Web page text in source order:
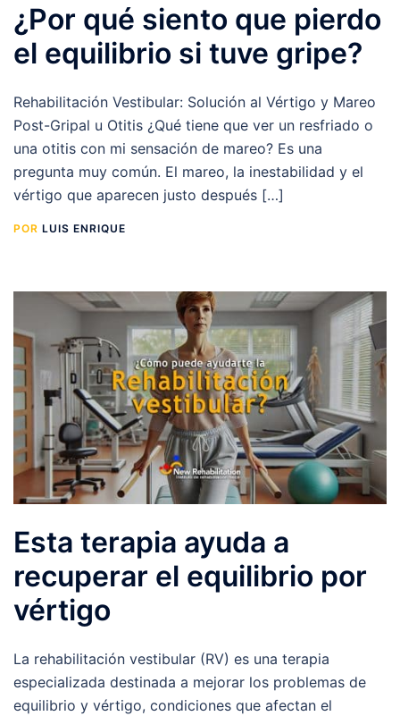
¿Por qué siento que pierdo
el equilibrio si tuve gripe?
Rehabilitación Vestibular: Solución al Vértigo y Mareo
Post-Gripal u Otitis ¿Qué tiene que ver un resfriado o
una otitis con mi sensación de mareo? Es una
pregunta muy común. El mareo, la inestabilidad y el
vértigo que aparecen justo después […]
POR LUIS ENRIQUE
Esta terapia ayuda a
recuperar el equilibrio por
vértigo
La rehabilitación vestibular (RV) es una terapia
especializada destinada a mejorar los problemas de
equilibrio y vértigo, condiciones que afectan el